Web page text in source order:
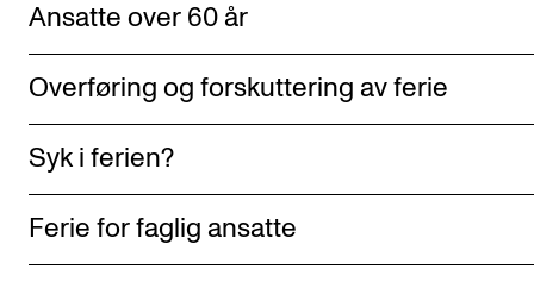
Digitale ressurser for undervisning
Studentenes psykososiale læringsmiljø
Søknad og opptak
Om FoU på NMH
Livet rundt FoU
Ansatte over 60 år
Overføring og forskuttering av ferie
Syk i ferien?
Ferie for faglig ansatte